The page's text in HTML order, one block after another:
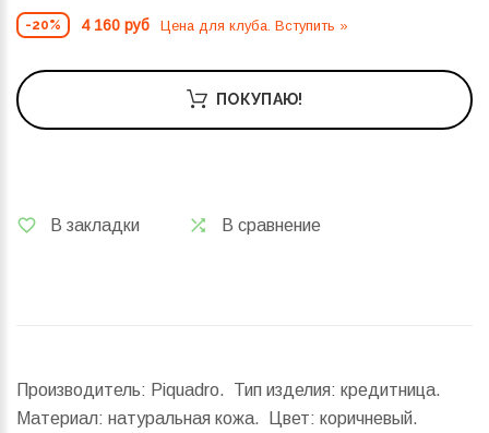
-20% 4 160 руб Цена для клуба. Вступить »
ПОКУПАЮ!
В закладки В сравнение
Производитель: Piquadro. Тип изделия: кредитница.
Материал: натуральная кожа. Цвет: коричневый.